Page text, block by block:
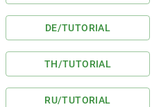
DE/TUTORIAL
TH/TUTORIAL
RU/TUTORIAL